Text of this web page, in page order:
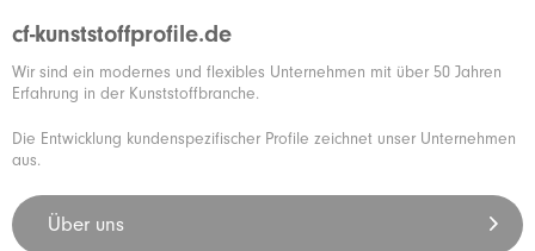
cf-kunststoffprofile.de
Wir sind ein modernes und flexibles Unternehmen mit über 50 Jahren
Erfahrung in der Kunststoffbranche.
Die Entwicklung kundenspezifischer Profile zeichnet unser Unternehmen
aus.
Über uns